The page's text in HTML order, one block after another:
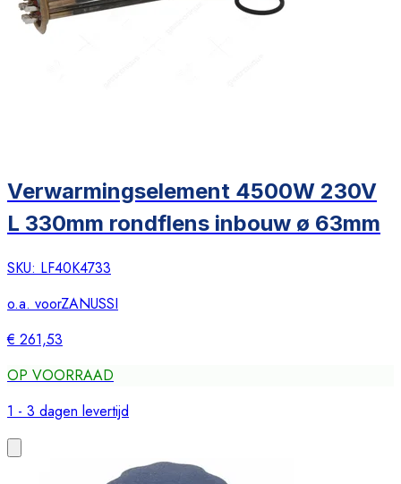
Verwarmingselement 4500W 230V
L 330mm rondflens inbouw ø 63mm
SKU: LF40K4733
o.a. voorZANUSSI
€ 261,53
OP VOORRAAD
1 - 3 dagen levertijd